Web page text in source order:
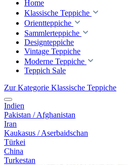
Home
Klassische Teppiche
Orientteppiche
Sammlerteppiche
Designteppiche
Vintage Teppiche
Moderne Teppiche
Teppich Sale
Zur Kategorie Klassische Teppiche
Indien
Pakistan / Afghanistan
Iran
Kaukasus / Aserbaidschan
Türkei
China
Turkestan